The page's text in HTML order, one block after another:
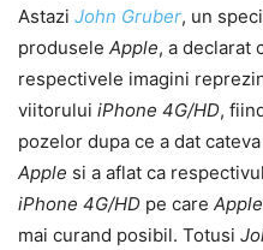
Astazi John Gruber, un
produsele Apple, a declarat
respectivele imagini
viitorului iPhone 4G/HD,
pozelor dupa ce a dat
Apple si a aflat ca
iPhone 4G/HD pe care Apple
mai curand posibil. Totusi